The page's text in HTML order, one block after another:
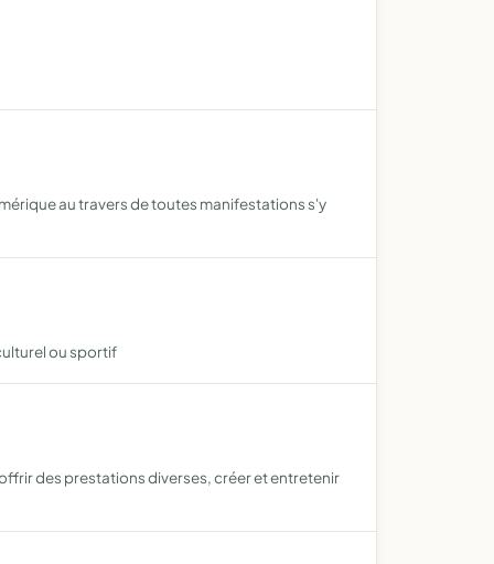
au travers de toutes manifestations s'y
ou sportif
des prestations diverses, créer et entretenir